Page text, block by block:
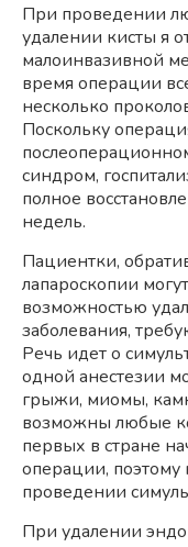
При проведении
удалении кисты я
малоинвазивной
время операции
несколько
Поскольку
синдром,
полное
недель.
Пациентки,
лапароскопии
возможностью
заболевания,
Речь идет о
одной анестезии
грыжи, миомы,
возможны любые
первых в стране
операции,
проведении
При удалении